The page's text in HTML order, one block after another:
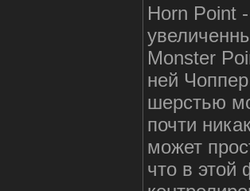
Horn Point
Monster
ней
шерстью
почти
может
что в